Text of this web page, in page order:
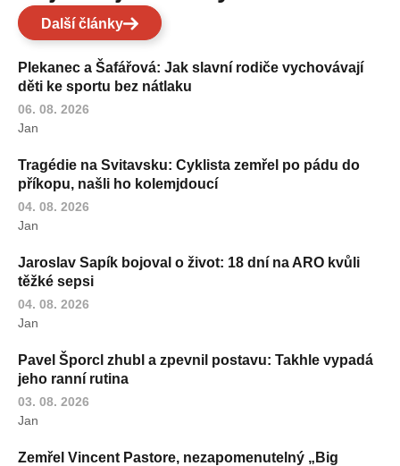
Další články
Plekanec a Šafářová: Jak slavní rodiče vychovávají
děti ke sportu bez nátlaku
06. 08. 2026
Jan
Tragédie na Svitavsku: Cyklista zemřel po pádu do
příkopu, našli ho kolemjdoucí
04. 08. 2026
Jan
Jaroslav Sapík bojoval o život: 18 dní na ARO kvůli
těžké sepsi
04. 08. 2026
Jan
Pavel Šporcl zhubl a zpevnil postavu: Takhle vypadá
jeho ranní rutina
03. 08. 2026
Jan
Zemřel Vincent Pastore, nezapomenutelný „Big